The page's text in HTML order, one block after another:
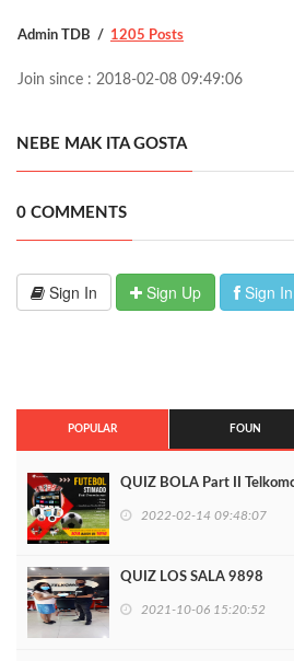
Admin TDB 1205 Posts
Join since : 2018-02-08 09:49:06
NEBE MAK ITA GOSTA
0 COMMENTS
Sign In Sign Up Sign
POPULAR FOUN
QUIZ BOLA Part II
2022-02-14 09:48:07
QUIZ LOS SALA 9898
2021-10-06 15:20:52